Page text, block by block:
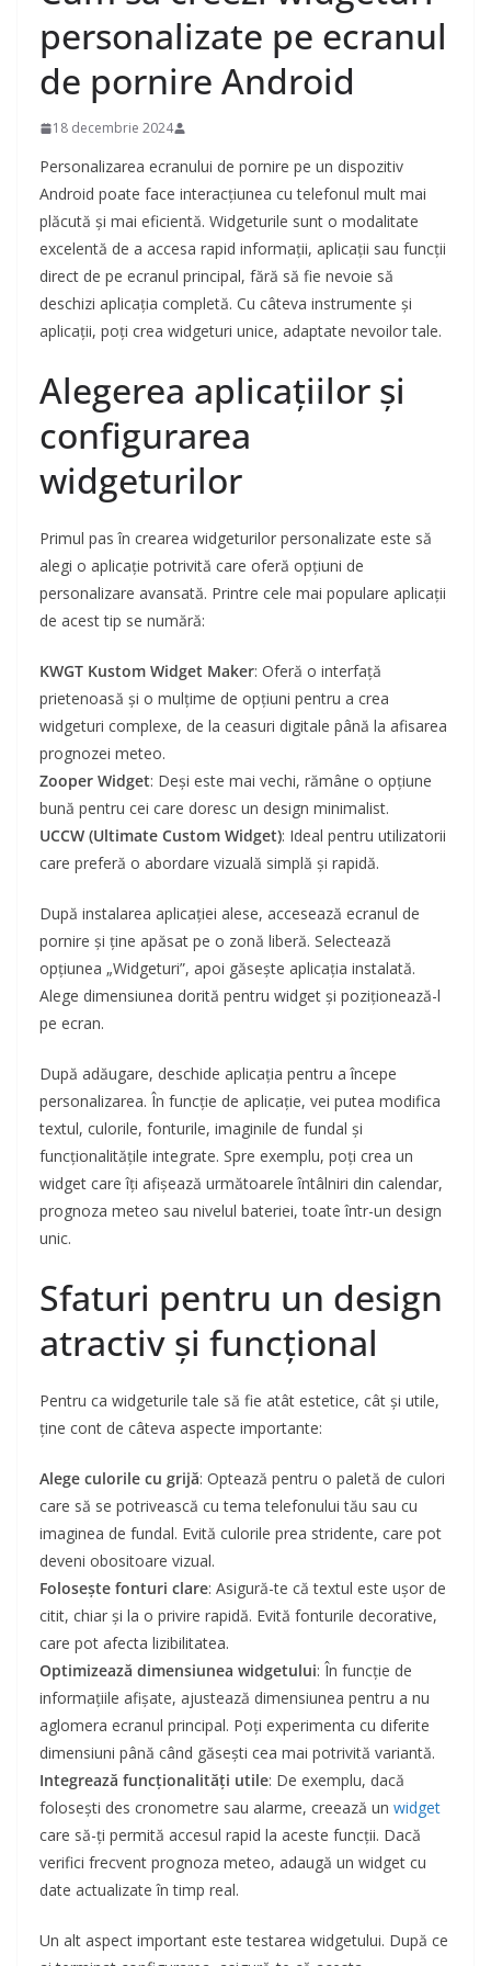
personalizate pe ecranul
de pornire Android
18 decembrie 2024
Personalizarea ecranului de pornire pe un dispozitiv
Android poate face interacțiunea cu telefonul mult mai
plăcută și mai eficientă. Widgeturile sunt o modalitate
excelentă de a accesa rapid informații, aplicații sau funcții
direct de pe ecranul principal, fără să fie nevoie să
deschizi aplicația completă. Cu câteva instrumente și
aplicații, poți crea widgeturi unice, adaptate nevoilor tale.
Alegerea aplicațiilor și
configurarea
widgeturilor
Primul pas în crearea widgeturilor personalizate este să
alegi o aplicație potrivită care oferă opțiuni de
personalizare avansată. Printre cele mai populare aplicații
de acest tip se numără:
KWGT Kustom Widget Maker: Oferă o interfață
prietenoasă și o mulțime de opțiuni pentru a crea
widgeturi complexe, de la ceasuri digitale până la afisarea
prognozei meteo.
Zooper Widget: Deși este mai vechi, rămâne o opțiune
bună pentru cei care doresc un design minimalist.
UCCW (Ultimate Custom Widget): Ideal pentru utilizatorii
care preferă o abordare vizuală simplă și rapidă.
După instalarea aplicației alese, accesează ecranul de
pornire și ține apăsat pe o zonă liberă. Selectează
opțiunea „Widgeturi”, apoi găsește aplicația instalată.
Alege dimensiunea dorită pentru widget și poziționează-l
pe ecran.
După adăugare, deschide aplicația pentru a începe
personalizarea. În funcție de aplicație, vei putea modifica
textul, culorile, fonturile, imaginile de fundal și
funcționalitățile integrate. Spre exemplu, poți crea un
widget care îți afișează următoarele întâlniri din calendar,
prognoza meteo sau nivelul bateriei, toate într-un design
unic.
Sfaturi pentru un design
atractiv și funcțional
Pentru ca widgeturile tale să fie atât estetice, cât și utile,
ține cont de câteva aspecte importante:
Alege culorile cu grijă: Optează pentru o paletă de culori
care să se potrivească cu tema telefonului tău sau cu
imaginea de fundal. Evită culorile prea stridente, care pot
deveni obositoare vizual.
Folosește fonturi clare: Asigură-te că textul este ușor de
citit, chiar și la o privire rapidă. Evită fonturile decorative,
care pot afecta lizibilitatea.
Optimizează dimensiunea widgetului: În funcție de
informațiile afișate, ajustează dimensiunea pentru a nu
aglomera ecranul principal. Poți experimenta cu diferite
dimensiuni până când găsești cea mai potrivită variantă.
Integrează funcționalități utile: De exemplu, dacă
folosești des cronometre sau alarme, creează un widget
care să-ți permită accesul rapid la aceste funcții. Dacă
verifici frecvent prognoza meteo, adaugă un widget cu
date actualizate în timp real.
Un alt aspect important este testarea widgetului. După ce